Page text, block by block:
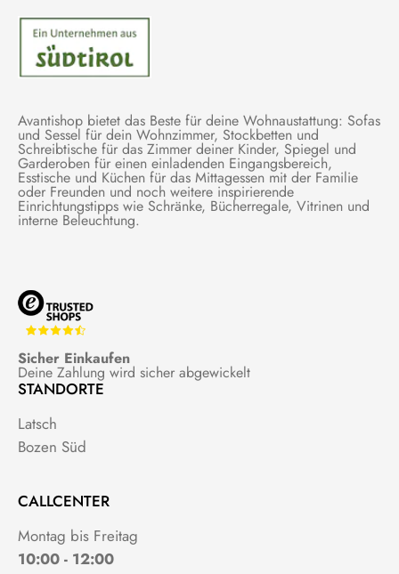
Avantishop bietet das Beste für deine Wohnaustattung: Sofas
und Sessel für dein Wohnzimmer, Stockbetten und
Schreibtische für das Zimmer deiner Kinder, Spiegel und
Garderoben für einen einladenden Eingangsbereich,
Esstische und Küchen für das Mittagessen mit der Familie
oder Freunden und noch weitere inspirierende
Einrichtungstipps wie Schränke, Bücherregale, Vitrinen und
interne Beleuchtung.
Sicher Einkaufen
Deine Zahlung wird sicher abgewickelt
STANDORTE
Latsch
Bozen Süd
CALLCENTER
Montag bis Freitag
10:00 - 12:00